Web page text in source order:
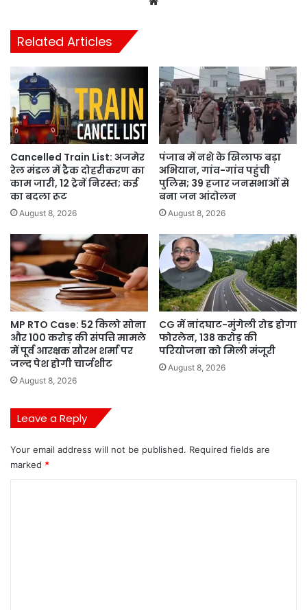
Related Articles
Cancelled Train List: अजमेर
रेल मंडल में ट्रैक दोहरीकरण का
काम जारी, 12 ट्रेनें निरस्त; कई
का बदला रूट
August 8, 2026
पंजाब में नशे के खिलाफ बड़ा
अभियान, गांव-गांव पहुंची
पुलिस; 39 हजार जनसभाओं से
बना जन आंदोलन
August 8, 2026
MP RTO Case: 52 किलो सोना
और 100 करोड़ की संपत्ति मामले
में पूर्व आरक्षक सौरभ शर्मा पर
जल्द पेश होगी चार्जशीट
August 8, 2026
CG में नांदघाट-मुंगेली रोड होगा
फोरलेन, 138 करोड़ की
परियोजना को मिली मंजूरी
August 8, 2026
Leave a Reply
Your email address will not be published. Required fields are
marked *